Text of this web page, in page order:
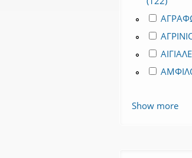
Apply
Apply
Apply
Apply
Show more